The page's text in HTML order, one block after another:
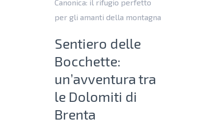
Canonica: il rifugio perfetto
per gli amanti della montagna
Sentiero delle
Bocchette:
un’avventura tra
le Dolomiti di
Brenta